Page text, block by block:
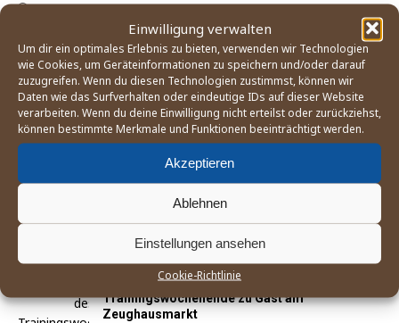
Einwilligung verwalten
Um dir ein optimales Erlebnis zu bieten, verwenden wir Technologien
wie Cookies, um Geräteinformationen zu speichern und/oder darauf
zuzugreifen. Wenn du diesen Technologien zustimmst, können wir
Daten wie das Surfverhalten oder eindeutige IDs auf dieser Website
verarbeiten. Wenn du deine Einwilligung nicht erteilst oder zurückziehst,
können bestimmte Merkmale und Funktionen beeinträchtigt werden.
Akzeptieren
Ablehnen
Einstellungen ansehen
Cookie-Richtlinie
30. März 2019
Gregor Zwimpfer siegt in Elmshorn
9. Februar 2019
NEUESTE BERICHTE:
Drei Vereine aus NRW waren für ein
Trainingswochenende zu Gast am
Zeughausmarkt